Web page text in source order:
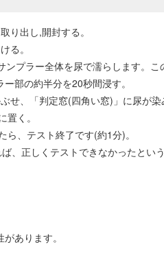
り出し,開封する。
る。
プラー全体を尿で濡らします。
部の約半分を20秒間浸す。
せ、「判定窓(四角い窓)」に尿が染
く。
、テスト終了です(約1分)。
、正しくテストできなかったと
あります。